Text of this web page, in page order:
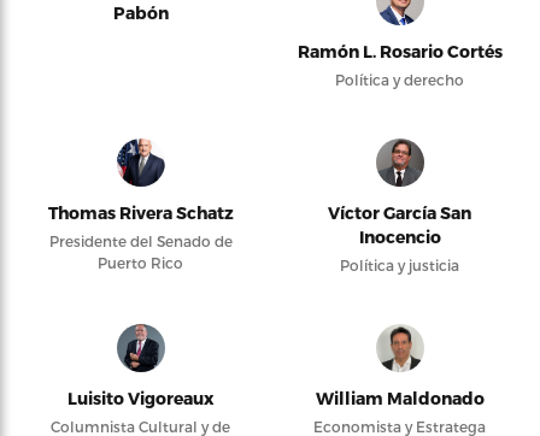
Pabón
Ramón L. Rosario Cortés
Política y derecho
Thomas Rivera Schatz
Presidente del Senado de
Puerto Rico
Víctor García San
Inocencio
Política y justicia
Luisito Vigoreaux
Columnista Cultural y de
William Maldonado
Economista y Estratega